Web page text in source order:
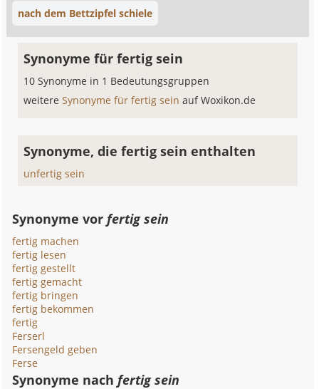
nach dem Bettzipfel schiele
Synonyme für fertig sein
10 Synonyme in 1 Bedeutungsgruppen
weitereSynonyme für fertig seinauf Woxikon.de
Synonyme, die fertig sein enthalten
unfertig sein
Synonyme vorfertig sein
fertig machen
fertig lesen
fertig gestellt
fertig gemacht
fertig bringen
fertig bekommen
fertig
Ferserl
Fersengeld geben
Ferse
Synonyme nachfertig sein